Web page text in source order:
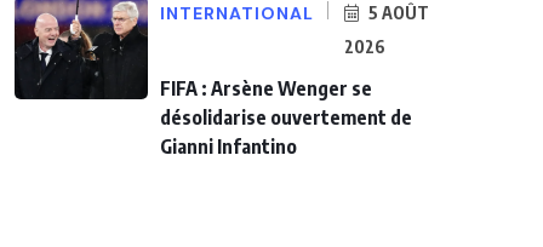
INTERNATIONAL
5 AOÛT
2026
FIFA : Arsène Wenger se
désolidarise ouvertement de
Gianni Infantino